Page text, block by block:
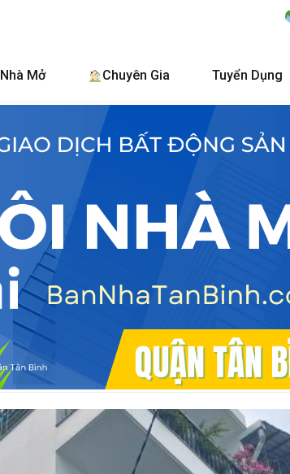
Nhà Mở Chuyên Gia Tuyển Dụng